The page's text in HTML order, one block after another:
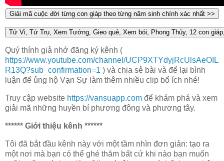
Quý thính giả nhớ đăng ký kênh (
https://www.youtube.com/channel/UCP9XTYdyjRcUlsAeOIL
R13Q?sub_confirmation=1 ) và chia sẻ bài và để lại bình
luận để ủng hộ Vạn Sự làm thêm nhiều clip bổ ích nhé!
Truy cập website https://vansuapp.com để khám phá và xem
giải mã những huyền bí phương đông và phương tây.
****** Giới thiệu kênh ******
Tôi đã bắt đầu kênh này với một tầm nhìn đơn giản: tạo ra
một nơi mà bạn có thể ghé thăm bất cứ khi nào bạn muốn